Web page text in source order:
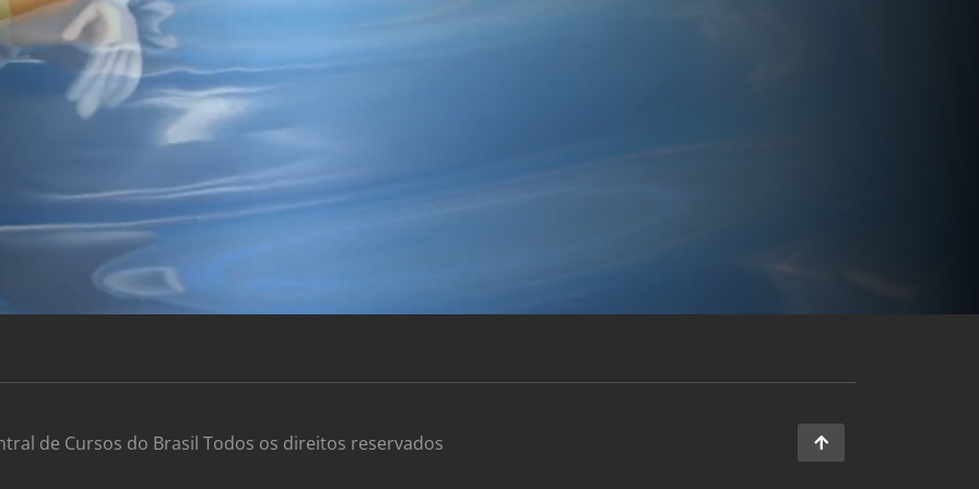
de Cursos do Brasil Todos os direitos reservados